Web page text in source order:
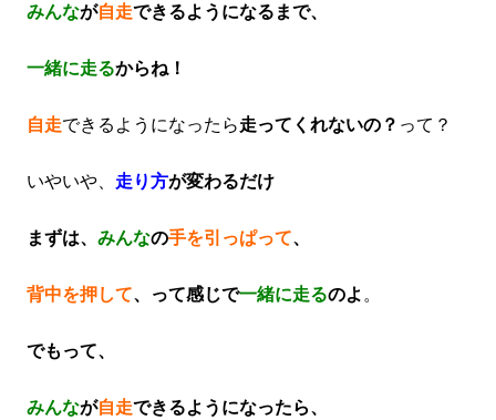
みんなが自走できるようになるまで、
一緒に走るからね！
自走できるようになったら走ってくれないの？ って？
いやいや、 走り方が変わるだけ
まずは、 みんなの手を引っぱって、
背中を押して、って感じで一緒に走るのよ 。
でもって、
みんなが自走できるようになったら、